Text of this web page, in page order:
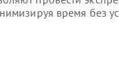
время без